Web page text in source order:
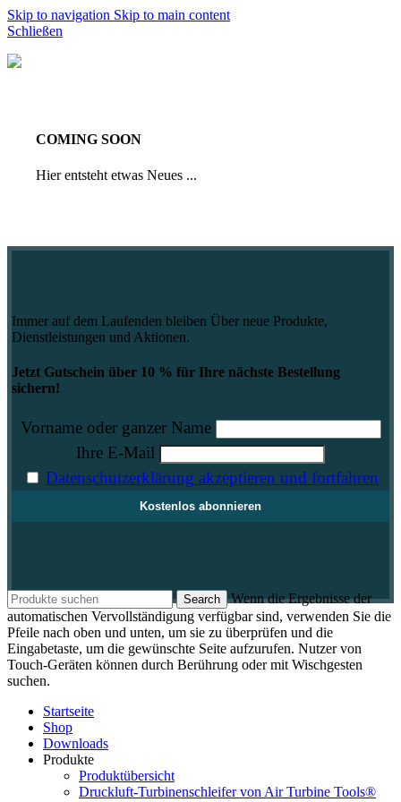
Skip to navigation Skip to main content
Schließen
COMING SOON
Hier entsteht etwas Neues ...
Immer auf dem Laufenden bleiben Über neue Produkte,
Dienstleistungen und Aktionen.
Jetzt Gutschein über 10 % für Ihre nächste Bestellung
sichern!
Vorname oder ganzer Name
Ihre E-Mail
Datenschutzerklärung akzeptieren und fortfahren
Search
Wenn die Ergebnisse der
automatischen Vervollständigung verfügbar sind, verwenden Sie die
Pfeile nach oben und unten, um sie zu überprüfen und die
Eingabetaste, um die gewünschte Seite aufzurufen. Nutzer von
Touch-Geräten können durch Berührung oder mit Wischgesten
suchen.
Startseite
Shop
Downloads
Produkte
Produktübersicht
Druckluft-Turbinenschleifer von Air Turbine Tools®